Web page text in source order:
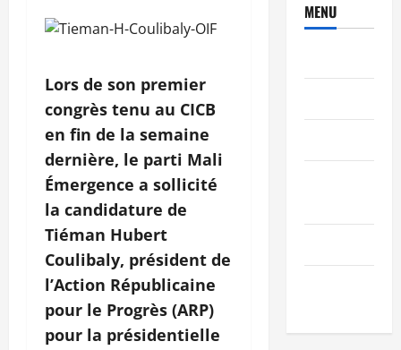
Lors de son premier
congrès tenu au CICB
en fin de la semaine
dernière, le parti Mali
Émergence a sollicité
la candidature de
Tiéman Hubert
Coulibaly, président de
l’Action Républicaine
pour le Progrès (ARP)
pour la présidentielle
MENU